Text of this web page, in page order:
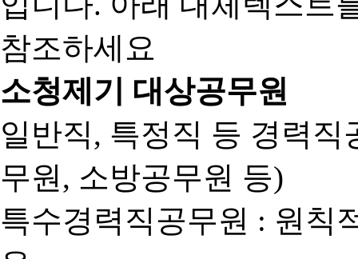
소청제기 대상공무원
일반직, 특정직 등 경력
무원, 소방공무원 등)
특수경력직공무원 : 원칙